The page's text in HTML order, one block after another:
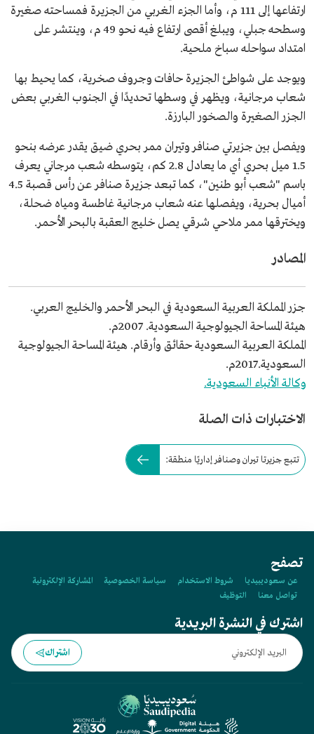
ارتفاعها إلى 111 م، وأما الجزء الغربي من الجزيرة فمساحته صغيرة
وسطحه جبلي، ويبلغ أقصى ارتفاع فيه نحو 49 م، وينتشر على
امتداد سواحله سباخ ملحية.
ويوجد على شواطئ الجزيرة حافات وجروف صخرية، كما يحيط بها
شعاب مرجانية، ويظهر في وسطها تحديدًا في الجنوب الغربي بعض
الجزر الصغيرة والصخور البارزة.
ويفصل بين جزيرتي صنافر وتيران ممر بحري ضيق يقدر عرضه بنحو
1.5 ميل بحري أي ما يعادل 2.8 كم، يتوسطه شعب مرجاني يعرف
باسم "شعب أبو طنين"، كما تبعد جزيرة صنافر عن رأس قصبة 4.5
أميال بحرية، ويفصلها عنه شعاب مرجانية غاطسة ومياه ضحلة،
ويخترقها ممر ملاحي شرقي يصل خليج العقبة بالبحر الأحمر.
المصادر
جزر المملكة العربية السعودية في البحر الأحمر والخليج العربي.
هيئة المساحة الجيولوجية السعودية. 2007م.
المملكة العربية السعودية حقائق وأرقام. هيئة المساحة الجيولوجية
السعودية.2017م.
وكالة الأنباء السعودية.
الاختبارات ذات الصلة
تتبع جزيرتا تيران وصنافر إداريًا منطقة:
تصفح
عن سعوديبيديا شروط الاستخدام سياسة الخصوصية
المشاركة الإلكترونية
تواصل معنا
التوظيف
اشترك في النشرة البريدية
اشتراك